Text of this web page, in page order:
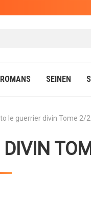
ROMANS SEINEN
le guerrier divin Tome 2/2
DIVIN